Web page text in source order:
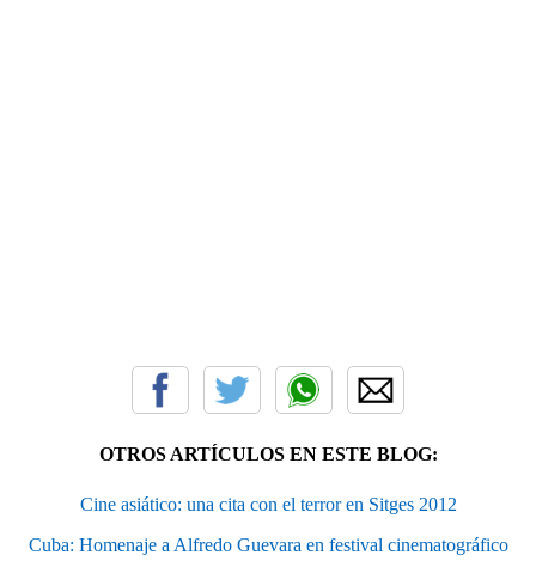
OTROS ARTÍCULOS EN ESTE BLOG:
Cine asiático: una cita con el terror en Sitges 2012
Cuba: Homenaje a Alfredo Guevara en festival cinematográfico